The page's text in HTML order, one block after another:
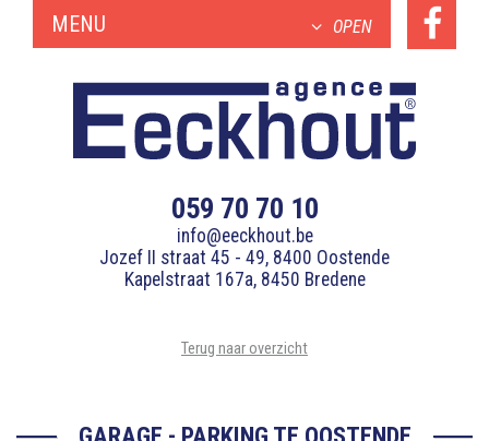
MENU OPEN
059 70 70 10
info@eeckhout.be
Jozef II straat 45 - 49, 8400 Oostende
Kapelstraat 167a, 8450 Bredene
Terug naar overzicht